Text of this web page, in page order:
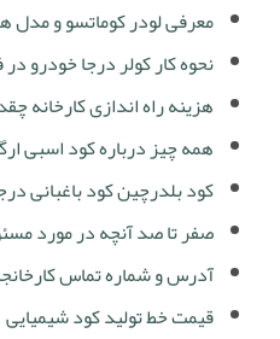
معرفی لودر کوماتسو و مدل
نحوه کار کولر درجا خودرو
هزینه راه اندازی کارخانه
همه چیز درباره کود اسبی
کود بلدرچین کود باغبانی
صفر تا صد آنچه در مورد
آدرس و شماره تماس
قیمت خط تولید کود شیمیایی